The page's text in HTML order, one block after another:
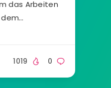
das Arbeiten
0
1019